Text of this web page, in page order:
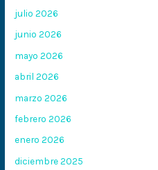
julio 2026
junio 2026
mayo 2026
abril 2026
marzo 2026
febrero 2026
enero 2026
diciembre 2025